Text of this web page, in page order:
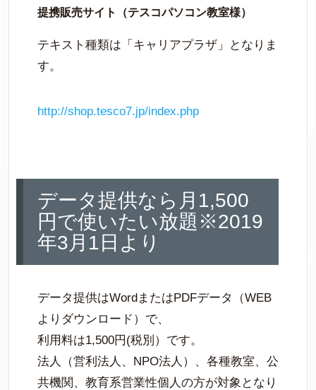
提携販売サイト（テスコパソコン教室様）
テキスト種類は「キャリアプラザ」となりま
す。
http://shop.tesco7.jp/index.php
データ提供なら月1,500
円で使いたい放題※2019
年3月1日より
データ提供はWordまたはPDFデータ（WEB
よりダウンロード）で、
利用料は1,500円(税別）です。
法人（営利法人、NPO法人）、各種教室、公
共機関、教育系営業性個人の方が対象となり